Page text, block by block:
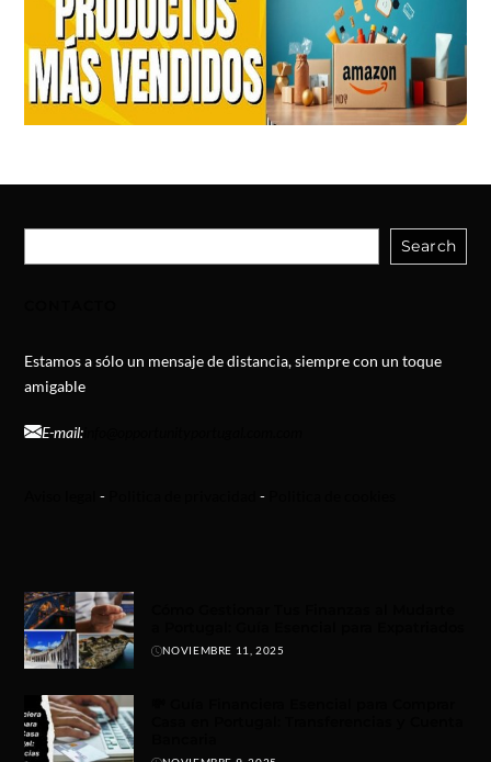
Search
Estamos a sólo un mensaje de distancia, siempre con un toque
amigable
E-mail:info@opportunityportugal.com.com
- -
NOVIEMBRE 11, 2025